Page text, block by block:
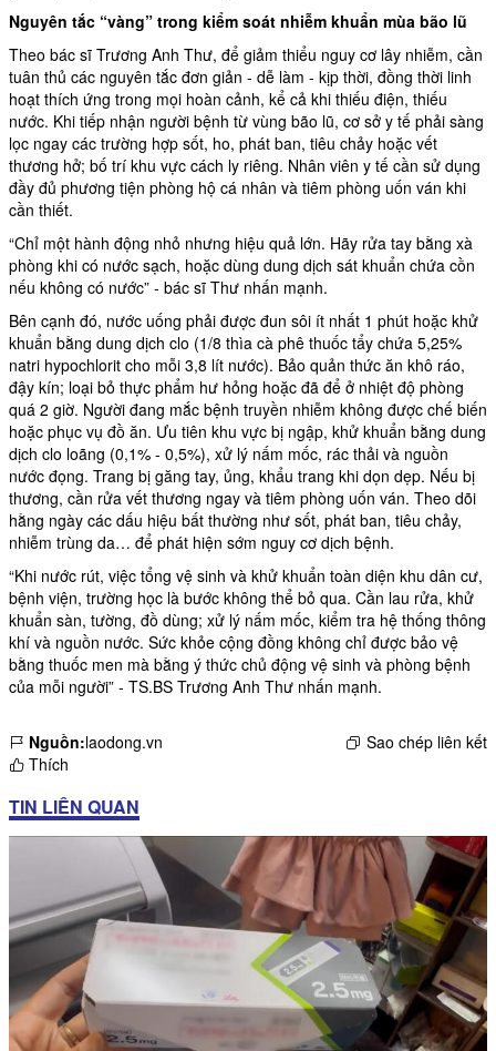
Nguyên tắc “vàng” trong kiểm soát nhiễm khuẩn mùa bão lũ
Theo bác sĩ Trương Anh Thư, để giảm thiểu nguy cơ lây nhiễm, cần
tuân thủ các nguyên tắc đơn giản - dễ làm - kịp thời, đồng thời linh
hoạt thích ứng trong mọi hoàn cảnh, kể cả khi thiếu điện, thiếu
nước. Khi tiếp nhận người bệnh từ vùng bão lũ, cơ sở y tế phải sàng
lọc ngay các trường hợp sốt, ho, phát ban, tiêu chảy hoặc vết
thương hở; bố trí khu vực cách ly riêng. Nhân viên y tế cần sử dụng
đầy đủ phương tiện phòng hộ cá nhân và tiêm phòng uốn ván khi
cần thiết.
“Chỉ một hành động nhỏ nhưng hiệu quả lớn. Hãy rửa tay bằng xà
phòng khi có nước sạch, hoặc dùng dung dịch sát khuẩn chứa cồn
nếu không có nước” - bác sĩ Thư nhấn mạnh.
Bên cạnh đó, nước uống phải được đun sôi ít nhất 1 phút hoặc khử
khuẩn bằng dung dịch clo (1/8 thìa cà phê thuốc tẩy chứa 5,25%
natri hypochlorit cho mỗi 3,8 lít nước). Bảo quản thức ăn khô ráo,
đậy kín; loại bỏ thực phẩm hư hỏng hoặc đã để ở nhiệt độ phòng
quá 2 giờ. Người đang mắc bệnh truyền nhiễm không được chế biến
hoặc phục vụ đồ ăn. Ưu tiên khu vực bị ngập, khử khuẩn bằng dung
dịch clo loãng (0,1% - 0,5%), xử lý nấm mốc, rác thải và nguồn
nước đọng. Trang bị găng tay, ủng, khẩu trang khi dọn dẹp. Nếu bị
thương, cần rửa vết thương ngay và tiêm phòng uốn ván. Theo dõi
hằng ngày các dấu hiệu bất thường như sốt, phát ban, tiêu chảy,
nhiễm trùng da… để phát hiện sớm nguy cơ dịch bệnh.
“Khi nước rút, việc tổng vệ sinh và khử khuẩn toàn diện khu dân cư,
bệnh viện, trường học là bước không thể bỏ qua. Cần lau rửa, khử
khuẩn sàn, tường, đồ dùng; xử lý nấm mốc, kiểm tra hệ thống thông
khí và nguồn nước. Sức khỏe cộng đồng không chỉ được bảo vệ
bằng thuốc men mà bằng ý thức chủ động vệ sinh và phòng bệnh
của mỗi người” - TS.BS Trương Anh Thư nhấn mạnh.
Nguồn:laodong.vn
Sao chép liên kết
Thích
TIN LIÊN QUAN